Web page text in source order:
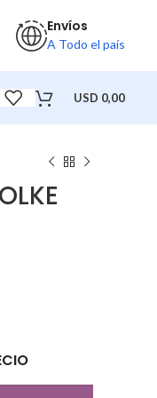
Envíos
A Todo el país
USD 0,00